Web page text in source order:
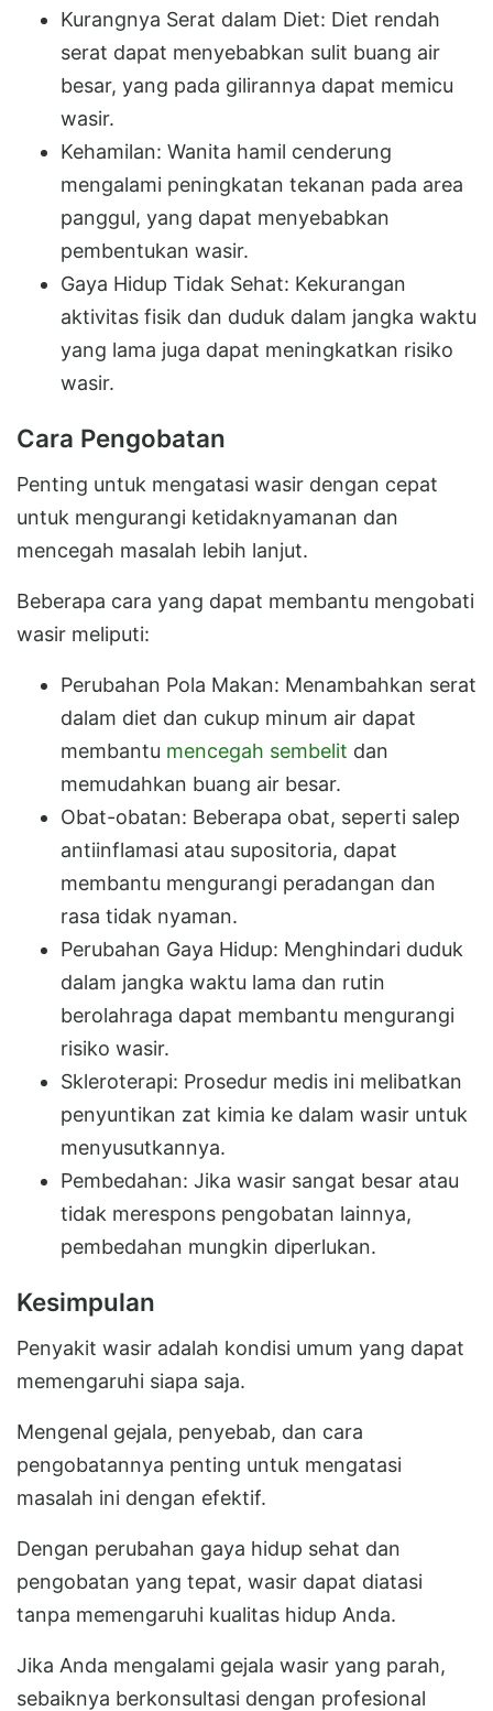
Kurangnya Serat dalam Diet: Diet rendah
serat dapat menyebabkan sulit buang air
besar, yang pada gilirannya dapat memicu
wasir.
Kehamilan: Wanita hamil cenderung
mengalami peningkatan tekanan pada area
panggul, yang dapat menyebabkan
pembentukan wasir.
Gaya Hidup Tidak Sehat: Kekurangan
aktivitas fisik dan duduk dalam jangka waktu
yang lama juga dapat meningkatkan risiko
wasir.
Cara Pengobatan
Penting untuk mengatasi wasir dengan cepat
untuk mengurangi ketidaknyamanan dan
mencegah masalah lebih lanjut.
Beberapa cara yang dapat membantu mengobati
wasir meliputi:
Perubahan Pola Makan: Menambahkan serat
dalam diet dan cukup minum air dapat
membantu mencegah sembelit dan
memudahkan buang air besar.
Obat-obatan: Beberapa obat, seperti salep
antiinflamasi atau supositoria, dapat
membantu mengurangi peradangan dan
rasa tidak nyaman.
Perubahan Gaya Hidup: Menghindari duduk
dalam jangka waktu lama dan rutin
berolahraga dapat membantu mengurangi
risiko wasir.
Skleroterapi: Prosedur medis ini melibatkan
penyuntikan zat kimia ke dalam wasir untuk
menyusutkannya.
Pembedahan: Jika wasir sangat besar atau
tidak merespons pengobatan lainnya,
pembedahan mungkin diperlukan.
Kesimpulan
Penyakit wasir adalah kondisi umum yang dapat
memengaruhi siapa saja.
Mengenal gejala, penyebab, dan cara
pengobatannya penting untuk mengatasi
masalah ini dengan efektif.
Dengan perubahan gaya hidup sehat dan
pengobatan yang tepat, wasir dapat diatasi
tanpa memengaruhi kualitas hidup Anda.
Jika Anda mengalami gejala wasir yang parah,
sebaiknya berkonsultasi dengan profesional